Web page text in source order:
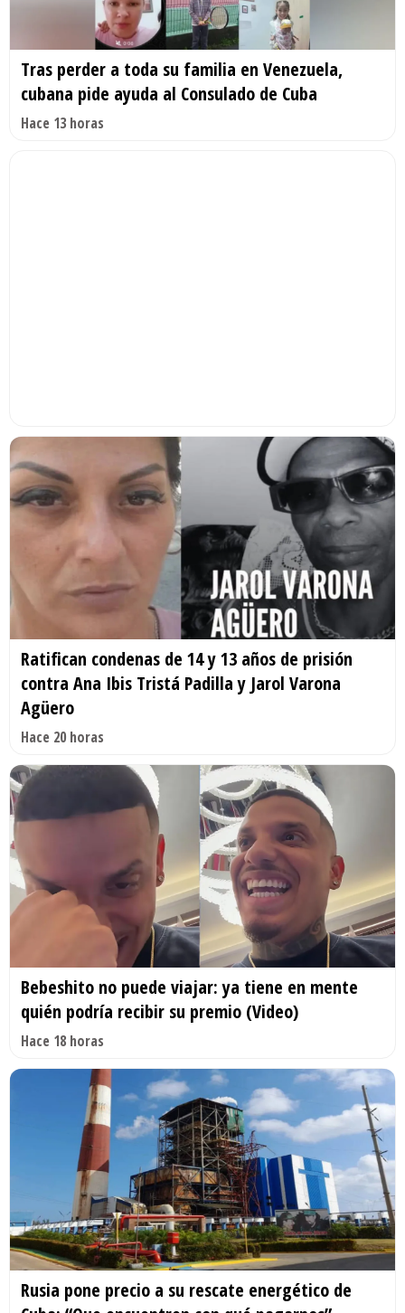
Tras perder a toda su familia en Venezuela,
cubana pide ayuda al Consulado de Cuba
Hace 13 horas
Ratifican condenas de 14 y 13 años de prisión
contra Ana Ibis Tristá Padilla y Jarol Varona
Agüero
Hace 20 horas
Bebeshito no puede viajar: ya tiene en mente
quién podría recibir su premio (Video)
Hace 18 horas
Rusia pone precio a su rescate energético de